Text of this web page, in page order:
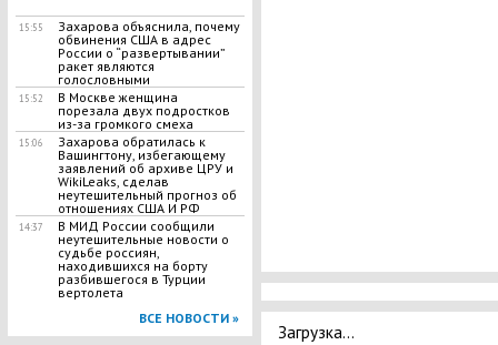
15:55
Захарова объяснила, почему
обвинения США в адрес
России о “развертывании”
ракет являются
голословными
15:52
В Москве женщина
порезала двух подростков
из-за громкого смеха
15:06
Захарова обратилась к
Вашингтону, избегающему
заявлений об архиве ЦРУ и
WikiLeaks, сделав
неутешительный прогноз об
отношениях США И РФ
14:37
В МИД России сообщили
неутешительные новости о
судьбе россиян,
находившихся на борту
разбившегося в Турции
вертолета
ВСЕ НОВОСТИ »
Загрузка...